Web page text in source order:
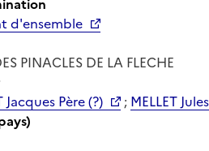
d'ensemble
PINACLES DE LA FLECHE
Jacques Père (?)
; MELLET